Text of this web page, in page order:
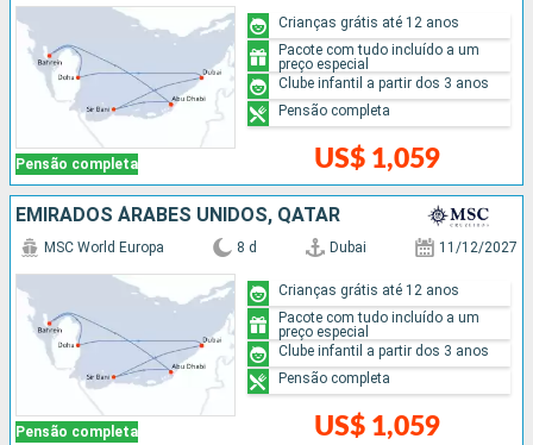
Pensão completa US$ 1,059
Crianças grátis até 12 anos
Pacote com tudo incluído a um
preço especial
Clube infantil a partir dos 3 anos
Pensão completa
EMIRADOS ÁRABES UNIDOS, QATAR
Pensão completa
MSC World Europa 8 d Dubai 11/12/2027
US$ 1,059
Crianças grátis até 12 anos
Pacote com tudo incluído a um
preço especial
Clube infantil a partir dos 3 anos
Pensão completa